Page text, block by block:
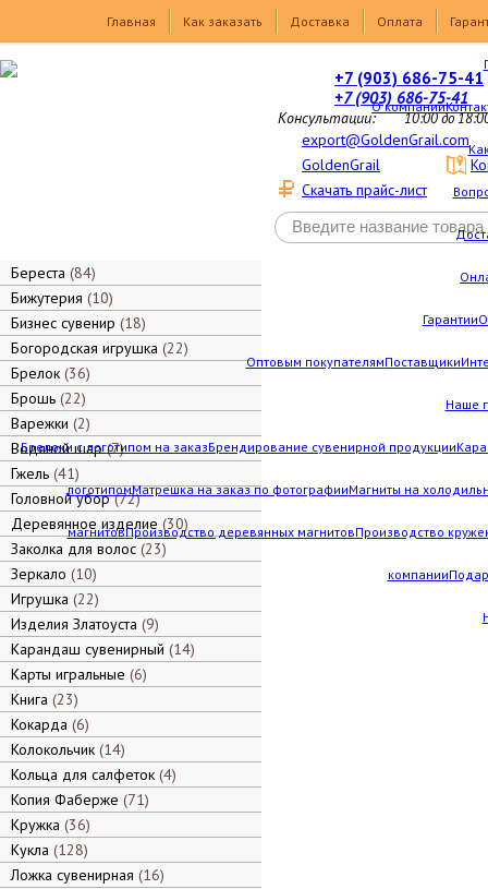
Главная
Как заказать Доставка Оплата
О компании
Гарантии
Оптовым покупателямПоставщики
Наше
Брелоки с логотипом на заказБрендирование сувенирной продукции
логотипомМатрешка на заказ по фотографииМагниты на
магнитовПроизводство деревянных магнитовПроизводство
компании
+7 (903) 686-75-41
+7 (903) 686-75-41
Консультации: 10:00 до
export@GoldenGrail.com
GoldenGrail
Скачать прайс-лист
Береста 84
Бижутерия 10
Бизнес сувенир 18
Богородская игрушка 22
Брелок 36
Брошь 22
Варежки 2
Водяной шар 7
Гжель 41
Головной убор 72
Деревянное изделие 30
Заколка для волос 23
Зеркало 10
Игрушка 22
Изделия Златоуста 9
Карандаш сувенирный 14
Карты игральные 6
Книга 23
Кокарда 6
Колокольчик 14
Кольца для салфеток 4
Копия Фаберже 71
Кружка 36
Кукла 128
Ложка сувенирная 16